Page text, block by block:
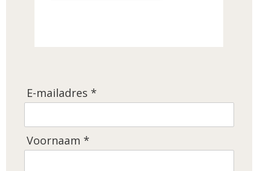
E-mailadres *
Voornaam *